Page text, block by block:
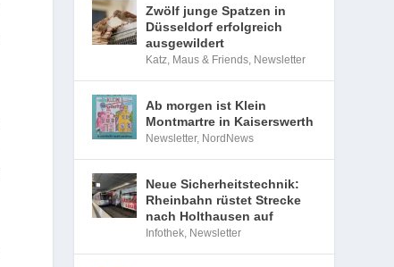
Zwölf junge Spatzen in
Düsseldorf erfolgreich
ausgewildert
Katz, Maus & Friends, Newsletter
Ab morgen ist Klein
Montmartre in Kaiserswerth
Newsletter, NordNews
Neue Sicherheitstechnik:
Rheinbahn rüstet Strecke
nach Holthausen auf
Infothek, Newsletter